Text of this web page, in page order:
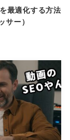
最適化する方法
サー）